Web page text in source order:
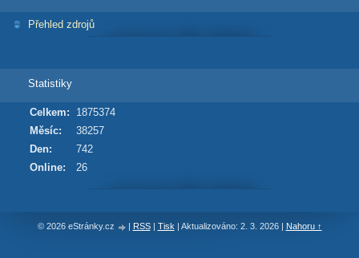
Přehled zdrojů
Statistiky
Online: 26
Celkem:
1875374
Měsíc:
38257
Den:
742
© 2026 eStránky.cz | RSS| Tisk | Aktualizováno: 2. 3. 2026| Nahoru ↑